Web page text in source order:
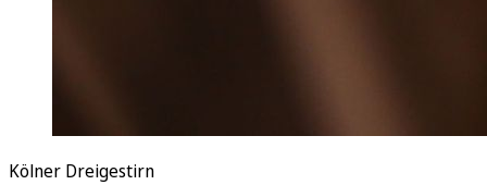
Kölner Dreigestirn